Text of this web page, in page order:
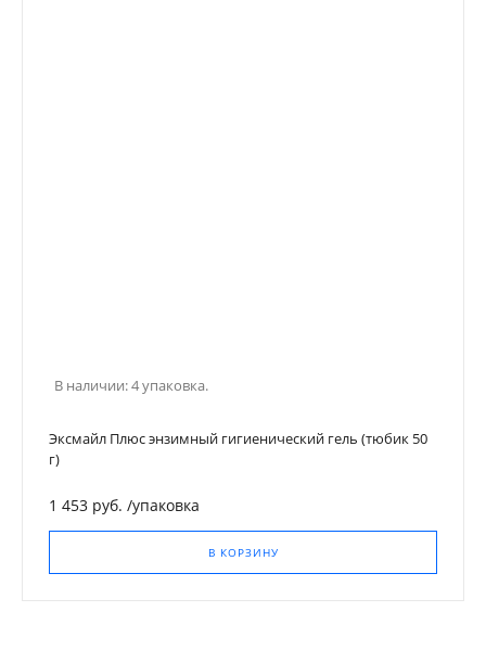
В наличии: 4 упаковка.
Эксмайл Плюс энзимный гигиенический гель (тюбик 50
г)
1 453 руб. /упаковка
В КОРЗИНУ